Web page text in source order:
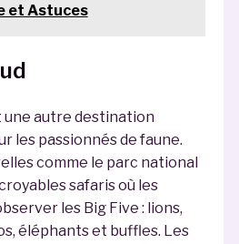
et Astuces
une autre destination
les passionnés de faune.
comme le parc national
safaris où les
les Big Five : lions,
éléphants et buffles. Les